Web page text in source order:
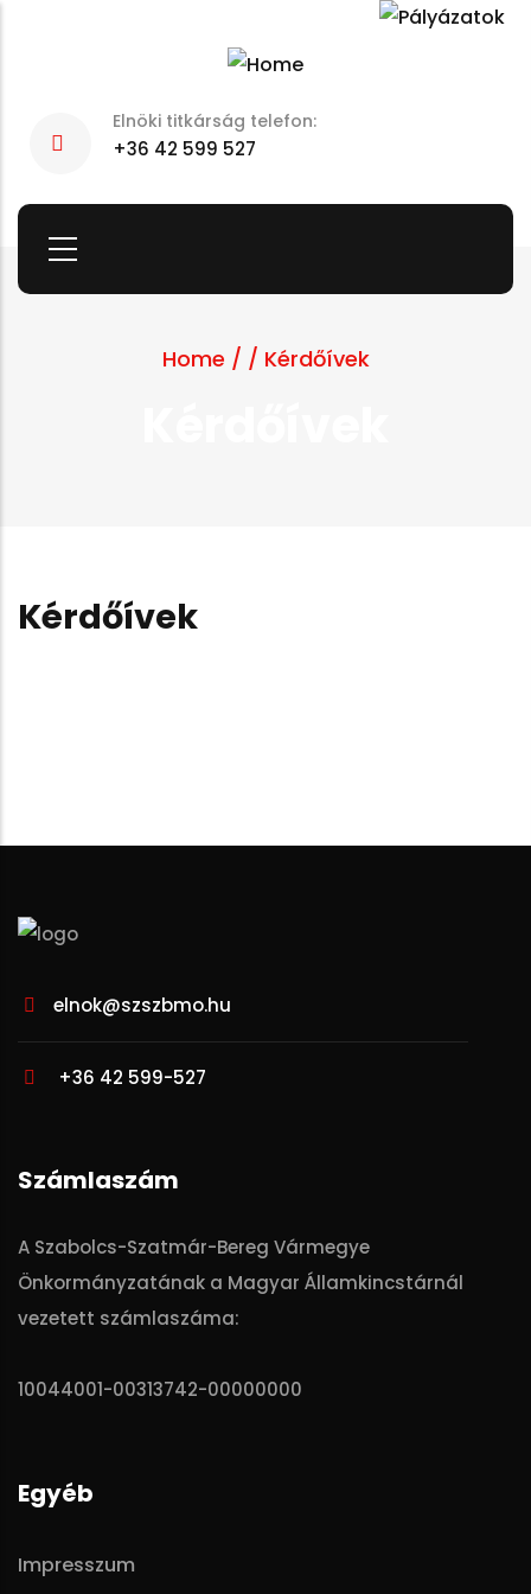
Elnöki titkárság telefon:
+36 42 599 527
Home / / Kérdőívek
Kérdőívek
elnok@szszbmo.hu
+36 42 599-527
Számlaszám
A Szabolcs-Szatmár-Bereg Vármegye
Önkormányzatának a Magyar Államkincstárnál
vezetett számlaszáma:
10044001-00313742-00000000
Egyéb
Impresszum